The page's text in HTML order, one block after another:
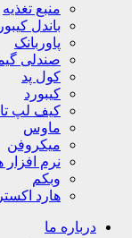
منبع تغذیه
باندل
پاوربانک
صندلی
کول پد
کیبورد
کیف لپ
ماوس
میکروفن
نرم افزار
وبکم
هارد
درباره ما